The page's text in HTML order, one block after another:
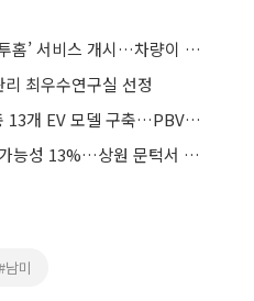
현대차·기아, 삼성전자와 ‘카투홈’ 서비스 개시…차량이 집 제어한다
최우수연구실 선정
송호성 기아 사장 “2030년 총 13개 EV 모델 구축…PBV로 성장동력 확보”
美 클래리티 법안 연내 통과 가능성 13%…상원 문턱서 제동
남미